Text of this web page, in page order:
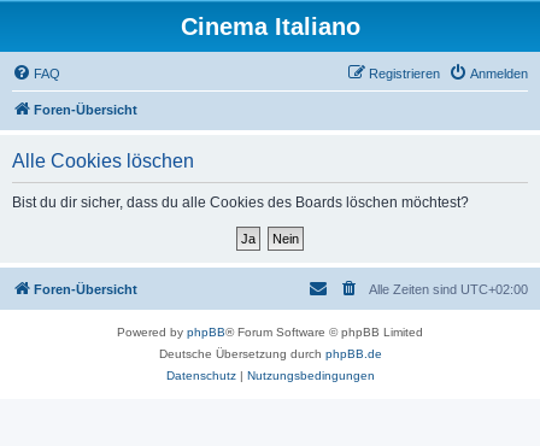
Cinema Italiano
FAQ Anmelden
Registrieren
Foren-Übersicht
Alle Cookies löschen
Bist du dir sicher, dass du alle Cookies des Boards löschen möchtest?
Foren-Übersicht Alle Zeiten sind UTC+02:00
Powered by phpBB® Forum Software © phpBB Limited
Deutsche Übersetzung durch phpBB.de
Datenschutz| Nutzungsbedingungen